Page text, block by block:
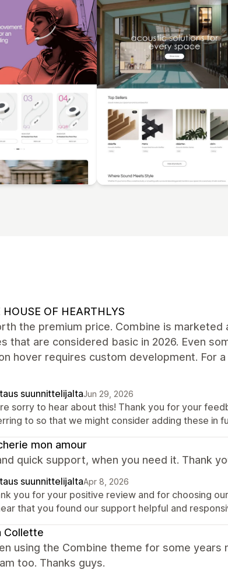
HOUSE OF HEARTHLYS
the premium price. Combine is
that are considered basic in 2026. Even
hover requires custom development. For
suunnittelijaltaJun 29, 2026
sorry to hear about this! Thank you for your
to so that we might consider adding these in
mon amour
quick support, when you need it. Thank
suunnittelijaltaApr 8, 2026
you for your positive review and for choosing
that you found our support helpful and
Collette
using the Combine theme for some
too. Thanks guys.